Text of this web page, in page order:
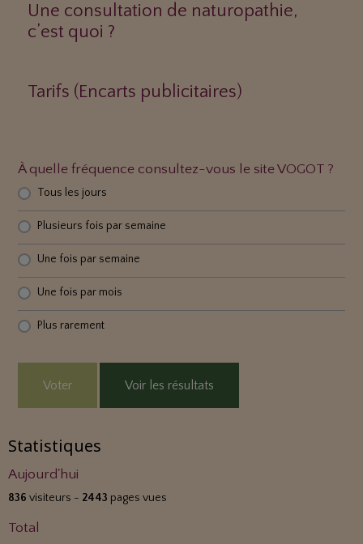
Une consultation de naturopathie,
c’est quoi ?
Tarifs (Encarts publicitaires)
À quelle fréquence consultez-vous le site VOGOT ?
Tous les jours
Plusieurs fois par semaine
Une fois par semaine
Une fois par mois
Plus rarement
Voter Voir les résultats
Statistiques
Aujourd'hui
836 visiteurs - 2443 pages vues
Total